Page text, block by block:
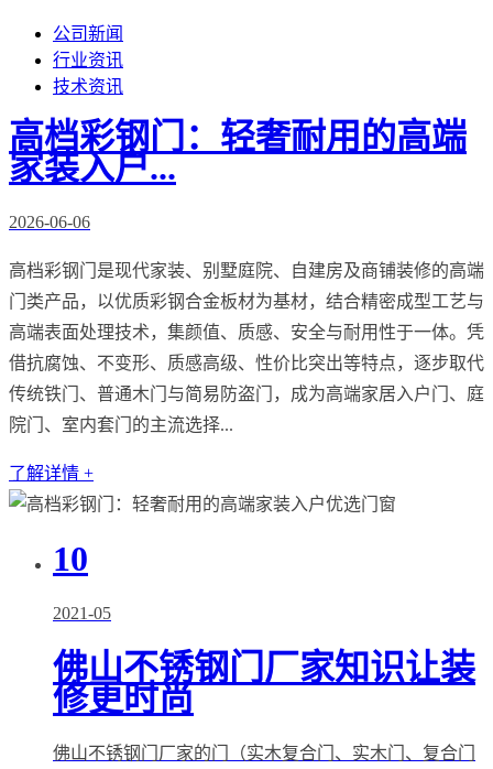
公司新闻
行业资讯
技术资讯
高档彩钢门：轻奢耐用的高端
家装入户...
2026-06-06
高档彩钢门是现代家装、别墅庭院、自建房及商铺装修的高端
门类产品，以优质彩钢合金板材为基材，结合精密成型工艺与
高端表面处理技术，集颜值、质感、安全与耐用性于一体。凭
借抗腐蚀、不变形、质感高级、性价比突出等特点，逐步取代
传统铁门、普通木门与简易防盗门，成为高端家居入户门、庭
院门、室内套门的主流选择...
了解详情 +
10
2021-05
佛山不锈钢门厂家知识让装
修更时尚
佛山不锈钢门厂家的门（实木复合门、实木门、复合门